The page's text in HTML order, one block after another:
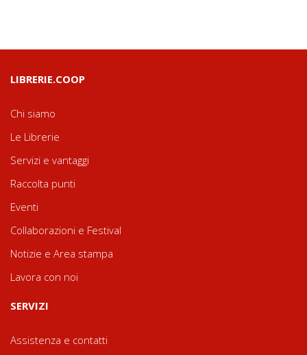
LIBRERIE.COOP
Chi siamo
Le Librerie
Servizi e vantaggi
Raccolta punti
Eventi
Collaborazioni e Festival
Notizie e Area stampa
Lavora con noi
SERVIZI
Assistenza e contatti